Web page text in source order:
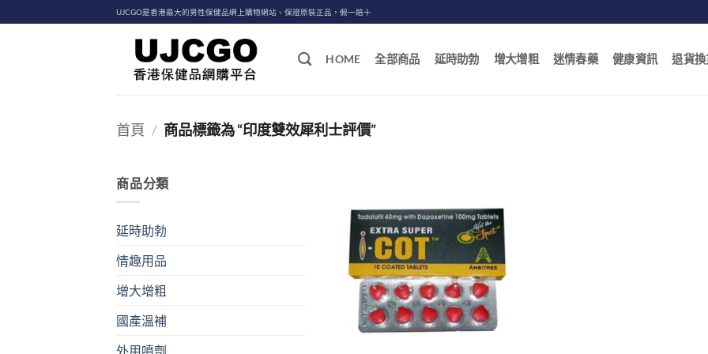
to
UJCGO是香港最大的男性保健品網上購物網站、保證原裝正品，假一賠十
HOME 全部商品 延時助勃 增大增粗 迷情春藥 健康資訊 退貨換
首頁 / 商品標籤為 “印度雙效犀利士評價”
商品分類
延時助勃
情趣用品
增大增粗
國產溫補
外用噴劑